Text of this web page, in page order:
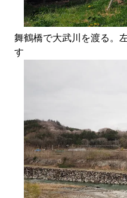
舞鶴橋で大武川を渡る。
す